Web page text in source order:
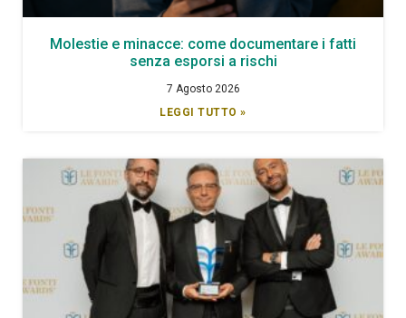
Molestie e minacce: come documentare i fatti
senza esporsi a rischi
7 Agosto 2026
LEGGI TUTTO »